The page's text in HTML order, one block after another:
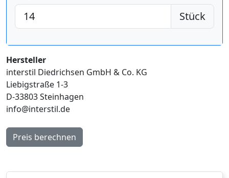
Stück
Hersteller
interstil Diedrichsen GmbH & Co. KG
Liebigstraße 1-3
D-33803 Steinhagen
info@interstil.de
Preis berechnen